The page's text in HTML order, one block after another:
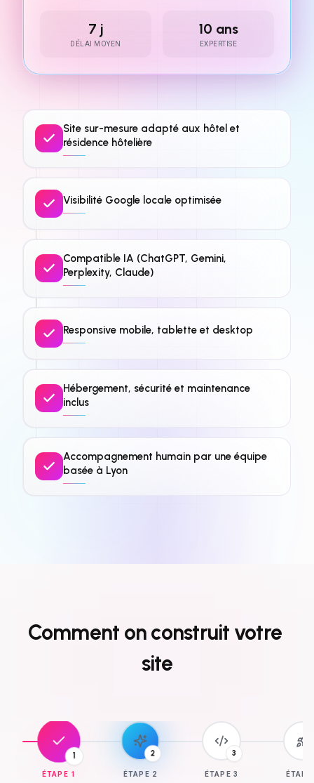
7 j
DÉLAI MOYEN
10 ans
EXPERTISE
Site sur-mesure adapté aux hôtel et
résidence hôtelière
Visibilité Google locale optimisée
Compatible IA (ChatGPT, Gemini,
Perplexity, Claude)
Responsive mobile, tablette et desktop
Hébergement, sécurité et maintenance
inclus
Accompagnement humain par une équipe
basée à Lyon
Comment onconstruit votre
site
1
ÉTAPE 1
2
ÉTAPE 2
3
ÉTAPE 3 ÉTAPE